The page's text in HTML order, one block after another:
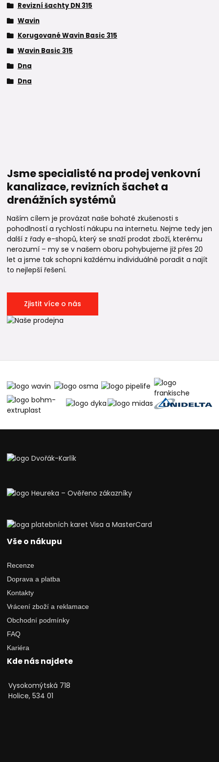
Revizní šachty DN 315
Wavin
Korugované Wavin Basic 315
Wavin Basic 315
Dna
Dna
Jsme specialisté na prodej venkovní
kanalizace, revizních šachet a
drenážních systémů
Naším cílem je provázat naše bohaté zkušenosti s
pohodlností a rychlostí nákupu na internetu. Nejme tedy jen
další z řady e-shopů, který se snaží prodat zboží, kterému
nerozumí – my se v našem oboru pohybujeme již přes 20
let a jsme tak schopni každému individuálně poradit a najít
to nejlepší řešení.
Zjistit více o nás
Vše o nákupu
Recenze
Doprava a platba
Kontakty
Vrácení zboží a reklamace
Obchodní podmínky
FAQ
Kariéra
Kde nás najdete
Vysokomýtská 718
Holice, 534 01